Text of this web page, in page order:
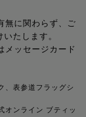
無に関わらず、ご
たします。
メッセージカード
、表参道フラッグシ
オンライン ブティッ